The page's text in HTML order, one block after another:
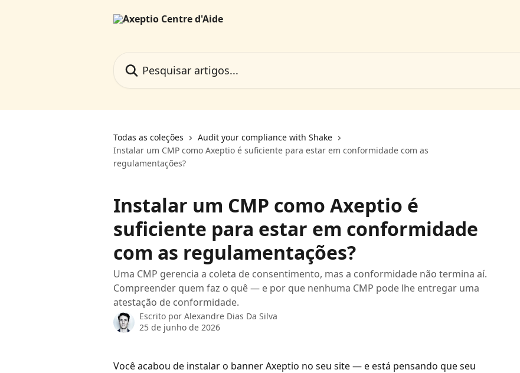
Todas as coleções
Audit your compliance with Shake
Instalar um CMP como Axeptio é suficiente para estar em conformidade com as
regulamentações?
Instalar um CMP como Axeptio é
suficiente para estar em conformidade
com as regulamentações?
Uma CMP gerencia a coleta de consentimento, mas a conformidade não termina aí.
Compreender quem faz o quê — e por que nenhuma CMP pode lhe entregar uma
atestação de conformidade.
Escrito por Alexandre Dias Da Silva
25 de junho de 2026
Você acabou de instalar o banner Axeptio no seu site — e está pensando que seu